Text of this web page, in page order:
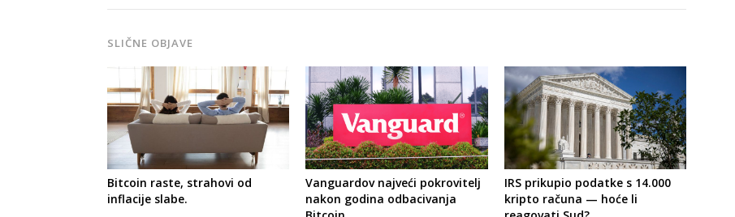
SLIČNE OBJAVE
Bitcoin raste, strahovi od
inflacije slabe.
Vanguardov najveći pokrovitelj
nakon godina odbacivanja
IRS prikupio podatke s 14.000
kripto računa — hoće li